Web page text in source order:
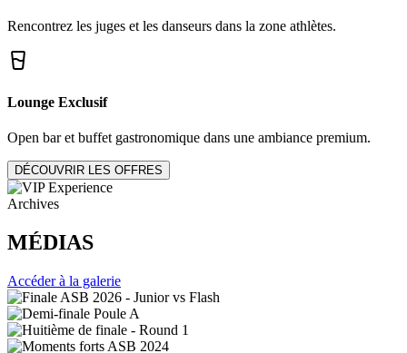
Rencontrez les juges et les danseurs dans la zone athlètes.
Lounge Exclusif
Open bar et buffet gastronomique dans une ambiance premium.
DÉCOUVRIR LES OFFRES
Archives
MÉDIAS
Accéder à la galerie